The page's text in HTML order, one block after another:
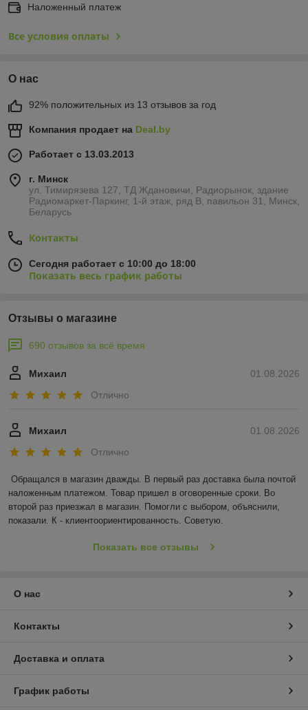
Наложенный платеж
Все условия оплаты
О нас
92% положительных из 13 отзывов за год
Компания продает на Deal.by
Работает с 13.03.2013
г. Минск
ул. Тимирязева 127, ТД Ждановичи, Радиорынок, здание
Радиомаркет-Паркинг, 1-й этаж, ряд В, павильон 31, Минск,
Беларусь
Контакты
Сегодня работает с 10:00 до 18:00
Показать весь график работы
Отзывы о магазине
690 отзывов за всё время
01.08.2026
Михаил
Отлично
01.08.2026
Михаил
Отлично
Обращался в магазин дважды. В первый раз доставка была почтой
наложенным платежом. Товар пришел в оговоренные сроки. Во
второй раз приезжал в магазин. Помогли с выбором, объяснили,
показали. К - клиентоориентированность. Советую.
Показать все отзывы
О нас
Контакты
Доставка и оплата
График работы